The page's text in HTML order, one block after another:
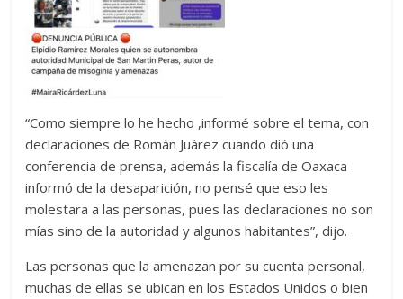
“Como siempre lo he hecho ,informé sobre el tema, con
declaraciones de Román Juárez cuando dió una
conferencia de prensa, además la fiscalía de Oaxaca
informó de la desaparición, no pensé que eso les
molestara a las personas, pues las declaraciones no son
mías sino de la autoridad y algunos habitantes”, dijo.
Las personas que la amenazan por su cuenta personal,
muchas de ellas se ubican en los Estados Unidos o bien